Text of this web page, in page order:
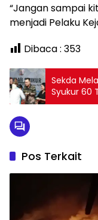
“Jangan sampai
menjadi Pelaku
Dibaca : 353
Sekda
Syukur 60
Pos Terkait